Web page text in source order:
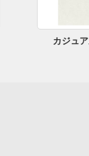
カジュ